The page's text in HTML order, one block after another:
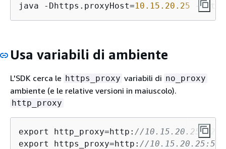
java -Dhttps.proxyHost=10.15 .20 .25 -
Usa variabili di ambiente
L'SDK cerca le https_proxy variabili di no_proxy
ambiente (e le relative versioni in maiuscolo).
http_proxy
export http_proxy=http: //10.15.20.25:1234
export https_proxy=http: //